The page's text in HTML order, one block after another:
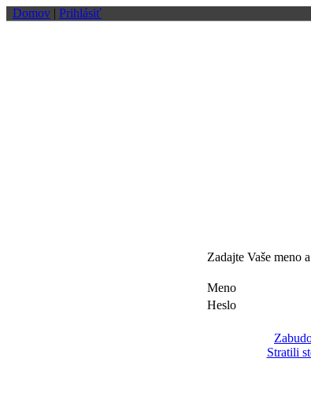
Domov | Prihlásiť
Zadajte Vaše meno
Meno
Heslo
Stratili